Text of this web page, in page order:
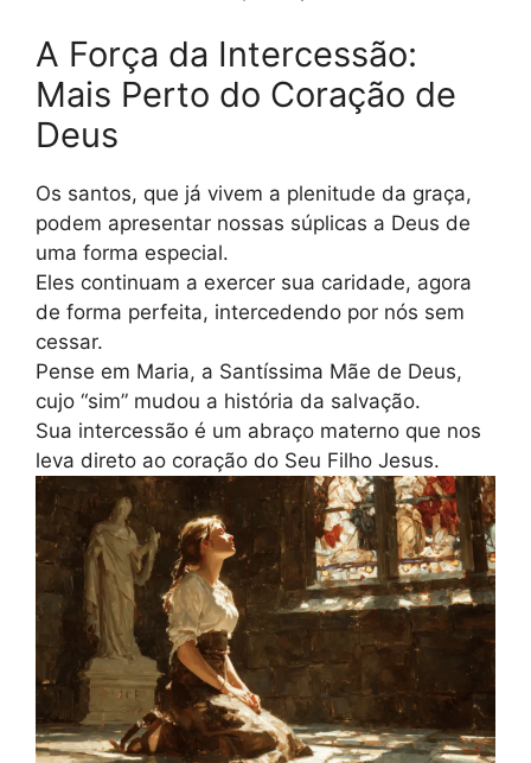
A Força da Intercessão:
Mais Perto do Coração de
Deus
Os santos, que já vivem a plenitude da graça,
podem apresentar nossas súplicas a Deus de
uma forma especial.
Eles continuam a exercer sua caridade, agora
de forma perfeita, intercedendo por nós sem
cessar.
Pense em Maria, a Santíssima Mãe de Deus,
cujo “sim” mudou a história da salvação.
Sua intercessão é um abraço materno que nos
leva direto ao coração do Seu Filho Jesus.